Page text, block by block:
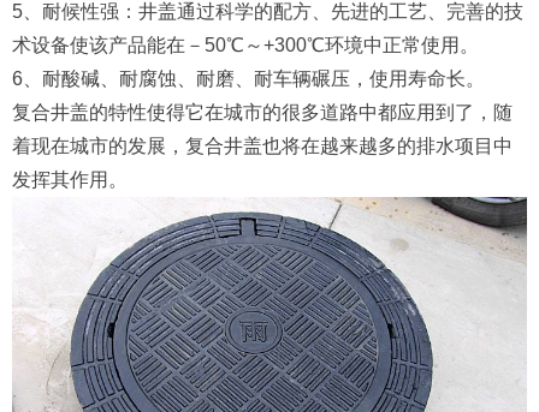
5、耐候性强：井盖通过科学的配方、先进的工艺、完善的技
术设备使该产品能在－50℃～+300℃环境中正常使用。
6、耐酸碱、耐腐蚀、耐磨、耐车辆碾压，使用寿命长。
复合井盖的特性使得它在城市的很多道路中都应用到了，随
着现在城市的发展，复合井盖也将在越来越多的排水项目中
发挥其作用。